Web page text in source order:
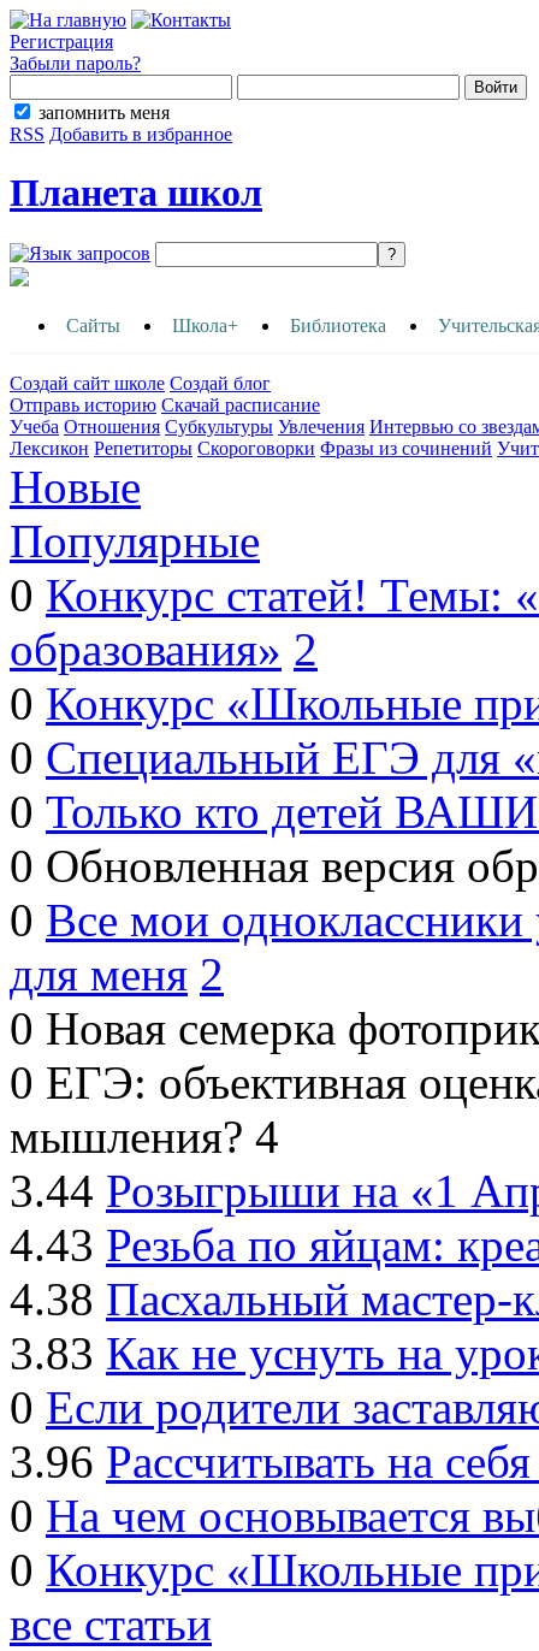
Регистрация
Забыли пароль?
запомнить меня
RSS Добавить в избранное
Планета школ
Сайты Школа+ Библиотека
Создай сайт школе Создай блог
Отправь историю Скачай расписание
Учеба Отношения Субкультуры Увлечения Интервью со
Лексикон Репетиторы Скороговорки Фразы из сочинений
Новые
Популярные
0 Конкурс статей! Темы:
образования» 2
0 Конкурс «Школьные
0 Специальный ЕГЭ для
0 Только кто детей
0 Обновленная версия
0 Все мои
для меня 2
0 Новая семерка
0 ЕГЭ: объективная
мышления? 4
3.44 Розыгрыши на «1
4.43 Резьба по яйцам:
4.38 Пасхальный мастер-
3.83 Как не уснуть на
0 Если родители
3.96 Рассчитывать на
0 На чем основывается
0 Конкурс «Школьные
все статьи